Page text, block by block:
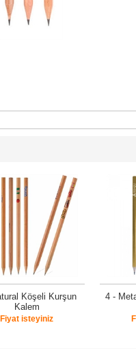
Köşeli Kurşun
Kalem
Fiyat isteyiniz
4 -